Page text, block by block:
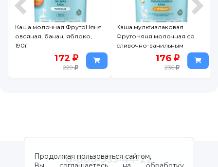
Каша молочная ФрутоНяня
овсяная, банан, яблоко,
190г
172
229
Каша мультизлаковая
ФрутоНяня молочная со
сливочно-ванильным
печеньем и кусочками, 190г
176
235
Продолжая пользоваться сайтом,
8-800-333-44-22